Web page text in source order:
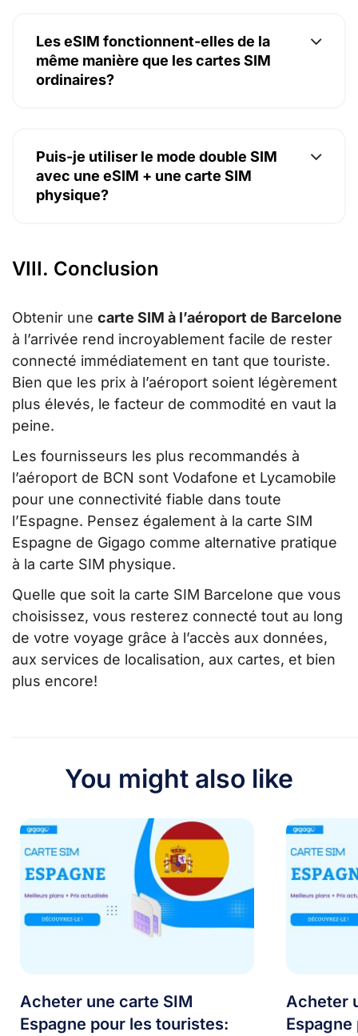
Les eSIM fonctionnent-elles de la
même manière que les cartes SIM
ordinaires?
Puis-je utiliser le mode double SIM
avec une eSIM + une carte SIM
physique?
VIII. Conclusion
Obtenir une carte SIM à l’aéroport de Barcelone
à l’arrivée rend incroyablement facile de rester
connecté immédiatement en tant que touriste.
Bien que les prix à l’aéroport soient légèrement
plus élevés, le facteur de commodité en vaut la
peine.
Les fournisseurs les plus recommandés à
l’aéroport de BCN sont Vodafone et Lycamobile
pour une connectivité fiable dans toute
l’Espagne. Pensez également à la carte SIM
Espagne de Gigago comme alternative pratique
à la carte SIM physique.
Quelle que soit la carte SIM Barcelone que vous
choisissez, vous resterez connecté tout au long
de votre voyage grâce à l’accès aux données,
aux services de localisation, aux cartes, et bien
plus encore!
You might also like
Acheter une carte SIM
Espagne pour les touristes:
Acheter